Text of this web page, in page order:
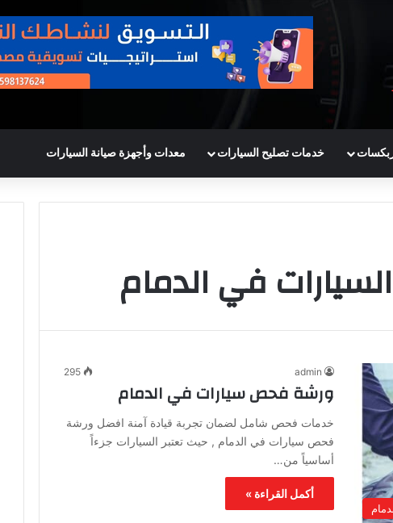
خدمات تصليح السيارات معدات وأجهزة صيانة السيارات
في الدمام
admin
295
ورشة فحص سيارات في الدمام
خدمات فحص شامل لضمان تجربة قيادة آمنة افضل ورشة
فحص سيارات في الدمام , حيث تعتبر السيارات جزءاً
أساسياً من…
أكمل القراءة »